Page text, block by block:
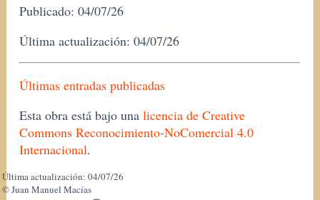
Publicado: 04/07/26
Última actualización: 04/07/26
Últimas entradas publicadas
Esta obra está bajo una licencia de Creative
Commons Reconocimiento-NoComercial 4.0
Internacional.
Última actualización: 04/07/26
© Juan Manuel Macías